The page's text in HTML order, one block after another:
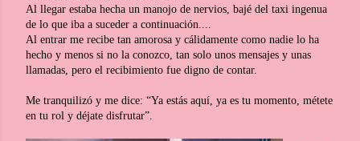
Al llegar estaba hecha un manojo de nervios, bajé del taxi ingenua
de lo que iba a suceder a continuación....
Al entrar me recibe tan amorosa y cálidamente como nadie lo ha
hecho y menos si no la conozco, tan solo unos mensajes y unas
llamadas, pero el recibimiento fue digno de contar.
Me tranquilizó y me dice: “Ya estás aquí, ya es tu momento, métete
en tu rol y déjate disfrutar”.